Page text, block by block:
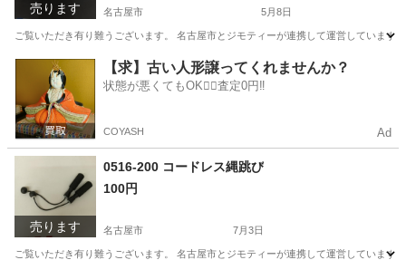
売ります 名古屋市 5月8日
ご覧いただき有り難うございます。 名古屋市とジモティーが連携して運営してい
愛知 名古屋市 生活雑貨 リユース
【求】古い人形譲ってくれませんか？
状態が悪くてもOK🙆‍♀️査定0円‼️
COYASH Ad
売ります
0516-200 コードレス縄跳び
100円
名古屋市 7月3日
ご覧いただき有り難うございます。 名古屋市とジモティーが連携して運営してい